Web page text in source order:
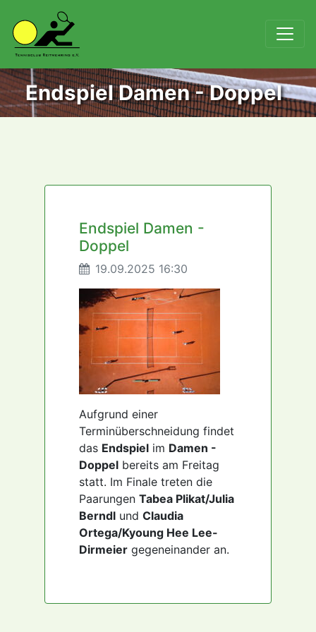
Endspiel Damen - Doppel
Endspiel Damen -
Doppel
19.09.2025 16:30
Aufgrund einer
Terminüberschneidung findet
das Endspiel im Damen -
Doppel bereits am Freitag
statt. Im Finale treten die
Paarungen Tabea Plikat/Julia
Berndl und Claudia
Ortega/Kyoung Hee Lee-
Dirmeier gegeneinander an.